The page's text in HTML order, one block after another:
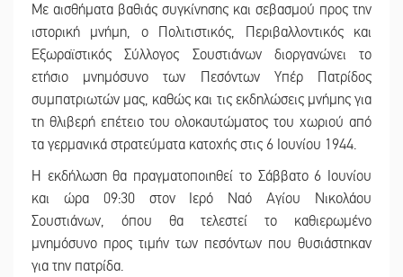
Με αισθήματα βαθιάς συγκίνησης και σεβασμού προς την
ιστορική μνήμη, ο Πολιτιστικός, Περιβαλλοντικός και
Εξωραϊστικός Σύλλογος Σουστιάνων διοργανώνει το
ετήσιο μνημόσυνο των Πεσόντων Υπέρ Πατρίδος
συμπατριωτών μας, καθώς και τις εκδηλώσεις μνήμης για
τη θλιβερή επέτειο του ολοκαυτώματος του χωριού από
τα γερμανικά στρατεύματα κατοχής στις 6 Ιουνίου 1944.
Η εκδήλωση θα πραγματοποιηθεί το Σάββατο 6 Ιουνίου
και ώρα 09:30 στον Ιερό Ναό Αγίου Νικολάου
Σουστιάνων, όπου θα τελεστεί το καθιερωμένο
μνημόσυνο προς τιμήν των πεσόντων που θυσιάστηκαν
για την πατρίδα.